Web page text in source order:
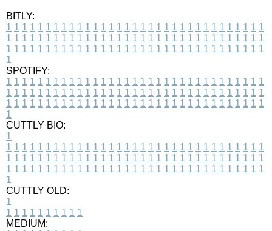
BITLY:
1 1 1 1 1 1 1 1 1 1 1 1 1 1 1 1 1 1 1 1 1 1 1 1 1 1 1 1 1 1 1 1 1
1 1 1 1 1 1 1 1 1 1 1 1 1 1 1 1 1 1 1 1 1 1 1 1 1 1 1 1 1 1 1 1 1
1 1 1 1 1 1 1 1 1 1 1 1 1 1 1 1 1 1 1 1 1 1 1 1 1 1 1 1 1 1 1 1 1
1
SPOTIFY:
1 1 1 1 1 1 1 1 1 1 1 1 1 1 1 1 1 1 1 1 1 1 1 1 1 1 1 1 1 1 1 1 1
1 1 1 1 1 1 1 1 1 1 1 1 1 1 1 1 1 1 1 1 1 1 1 1 1 1 1 1 1 1 1 1 1
1 1 1 1 1 1 1 1 1 1 1 1 1 1 1 1 1 1 1 1 1 1 1 1 1 1 1 1 1 1 1 1 1
1
CUTTLY BIO:
1
1 1 1 1 1 1 1 1 1 1 1 1 1 1 1 1 1 1 1 1 1 1 1 1 1 1 1 1 1 1 1 1 1
1 1 1 1 1 1 1 1 1 1 1 1 1 1 1 1 1 1 1 1 1 1 1 1 1 1 1 1 1 1 1 1 1
1 1 1 1 1 1 1 1 1 1 1 1 1 1 1 1 1 1 1 1 1 1 1 1 1 1 1 1 1 1 1 1 1
1
CUTTLY OLD:
1
1 1 1 1 1 1 1 1 1 1
MEDIUM: